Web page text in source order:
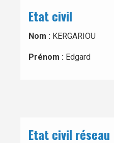
Etat civil
Nom : KERGARIOU
Prénom : Edgard
Etat civil réseau